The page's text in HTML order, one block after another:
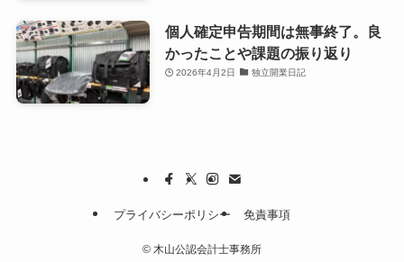
個人確定申告期間は無事終了。良
かったことや課題の振り返り
2026年4月2日 独立開業日記
プライバシーポリシー 免責事項
© 木山公認会計士事務所